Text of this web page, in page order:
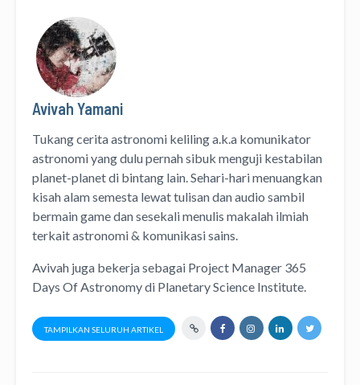
Avivah Yamani
Tukang cerita astronomi kelilinga.k.a komunikator
astronomiyang dulu pernah sibuk menguji kestabilan
planet-planet di bintang lain. Sehari-hari menuangkan
kisah alam semesta lewattulisandanaudio sambil
bermain game dan sesekali menulis makalah ilmiah
terkait astronomi & komunikasi sains.
Avivah juga bekerja sebagai Project Manager 365
Days Of Astronomydi Planetary Science Institute.
TAMPILKAN SELURUH ARTIKEL